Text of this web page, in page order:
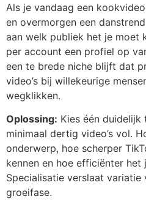
Als je vandaag een
en overmorgen een
aan welk publiek het je moet
per account een profiel op
een te brede niche blijft dat
video’s bij willekeurige
wegklikken.
Oplossing: Kies één duidelijk
minimaal dertig video’s vol.
onderwerp, hoe scherper
kennen en hoe efficiënter
Specialisatie verslaat
groeifase.